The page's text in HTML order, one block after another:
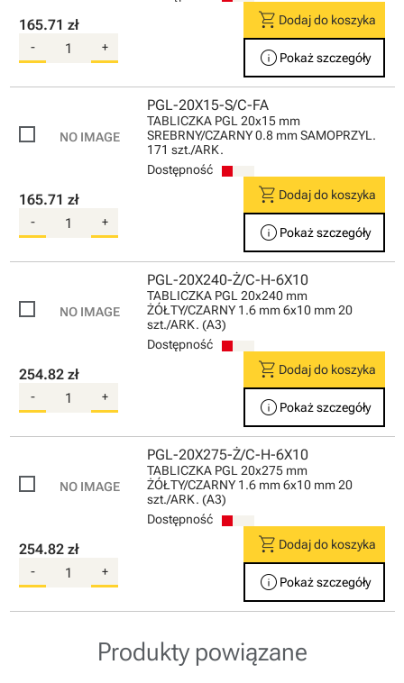
165.71 zł
- +
shopping_cart Dodaj do koszyka
info Pokaż szczegóły
PGL-20X15-S/C-FA
TABLICZKA PGL 20x15 mm
SREBRNY/CZARNY 0.8 mm SAMOPRZYL.
171 szt./ARK.
Dostępność
165.71 zł
- +
shopping_cart Dodaj do koszyka
info Pokaż szczegóły
PGL-20X240-Ż/C-H-6X10
TABLICZKA PGL 20x240 mm
ŻÓŁTY/CZARNY 1.6 mm 6x10 mm 20
szt./ARK. (A3)
Dostępność
254.82 zł
- +
shopping_cart Dodaj do koszyka
info Pokaż szczegóły
PGL-20X275-Ż/C-H-6X10
TABLICZKA PGL 20x275 mm
ŻÓŁTY/CZARNY 1.6 mm 6x10 mm 20
szt./ARK. (A3)
Dostępność
254.82 zł
- +
shopping_cart Dodaj do koszyka
info Pokaż szczegóły
Produkty powiązane